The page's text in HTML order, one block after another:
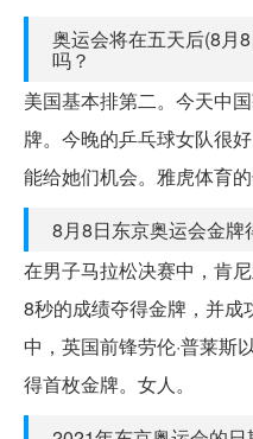
奥运会将在五天后(8月
吗？
美国基本排第二。今天中
牌。今晚的乒乓球女队很
能给她们机会。雅虎体育的
8月8日东京奥运会金牌
在男子马拉松决赛中，肯
8秒的成绩夺得金牌，并成
中，英国前锋劳伦·普莱斯
得首枚金牌。女人。